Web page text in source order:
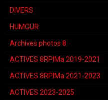
DIVERS
HUMOUR
Archives photos 8
ACTIVES 8RPIMa 2019-2021
ACTIVES 8RPIMa 2021-2023
ACTIVES 2023-2025